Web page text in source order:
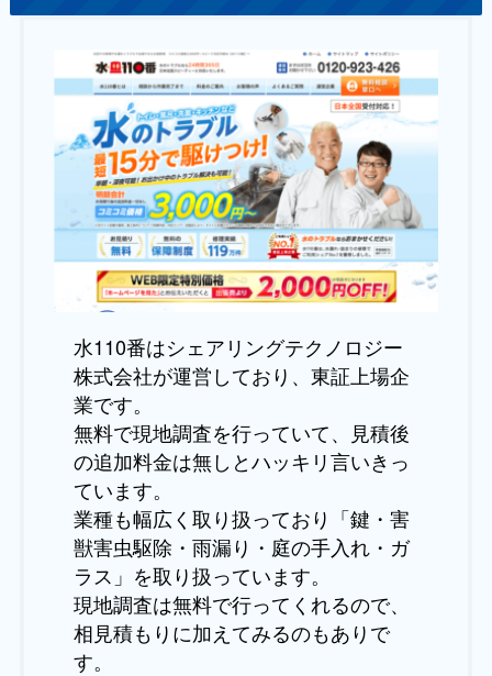
水110番はシェアリングテクノロジー
株式会社が運営しており、東証上場企
業です。
無料で現地調査を行っていて、見積後
の追加料金は無しとハッキリ言いきっ
ています。
業種も幅広く取り扱っており「鍵・害
獣害虫駆除・雨漏り・庭の手入れ・ガ
ラス」を取り扱っています。
現地調査は無料で行ってくれるので、
相見積もりに加えてみるのもありで
す。